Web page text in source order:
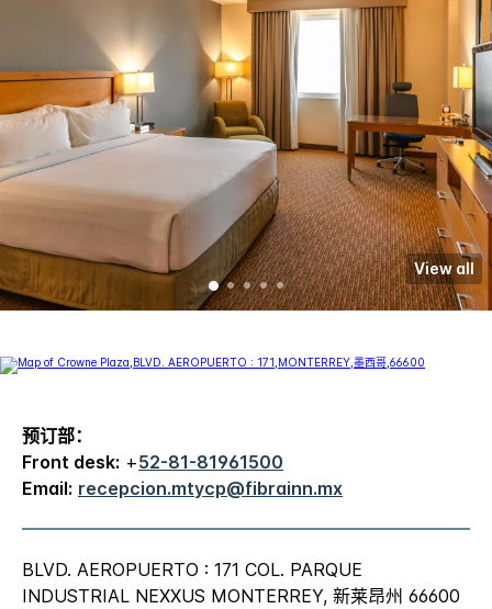
View all
预订部：
Front desk: +52-81-81961500
Email: recepcion.mtycp@fibrainn.mx
BLVD. AEROPUERTO : 171 COL. PARQUE
INDUSTRIAL NEXXUS MONTERREY, 新莱昂州 66600